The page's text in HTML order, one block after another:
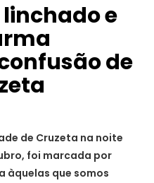
e
de
de Cruzeta na noite
foi marcada por
àquelas que somos